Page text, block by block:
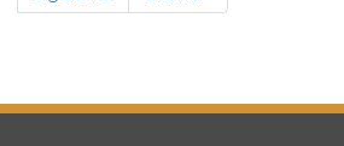
página
página